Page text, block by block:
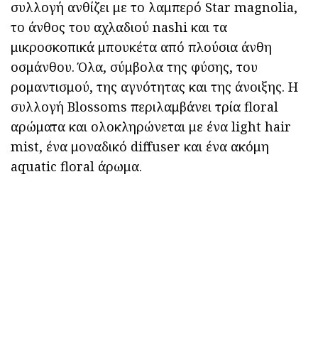
συλλογή ανθίζει με το λαμπερό Star magnolia,
το άνθος του αχλαδιού nashi και τα
μικροσκοπικά μπουκέτα από πλούσια άνθη
οσμάνθου. Όλα, σύμβολα της φύσης, του
ρομαντισμού, της αγνότητας και της άνοιξης. Η
συλλογή Blossoms περιλαμβάνει τρία floral
αρώματα και ολοκληρώνεται με ένα light hair
mist, ένα μοναδικό diffuser και ένα ακόμη
aquatic floral άρωμα.